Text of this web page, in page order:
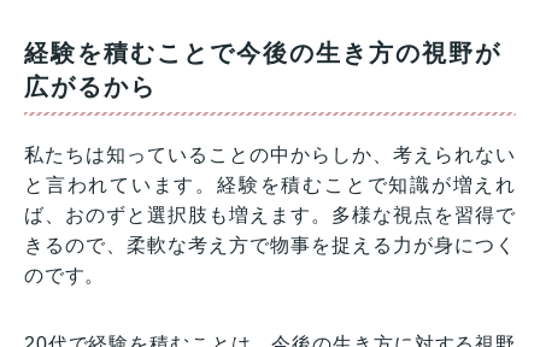
経験を積むことで今後の生き方の視野が
広がるから
私たちは知っていることの中からしか、考えられない
と言われています。経験を積むことで知識が増えれ
ば、おのずと選択肢も増えます。多様な視点を習得で
きるので、柔軟な考え方で物事を捉える力が身につく
のです。